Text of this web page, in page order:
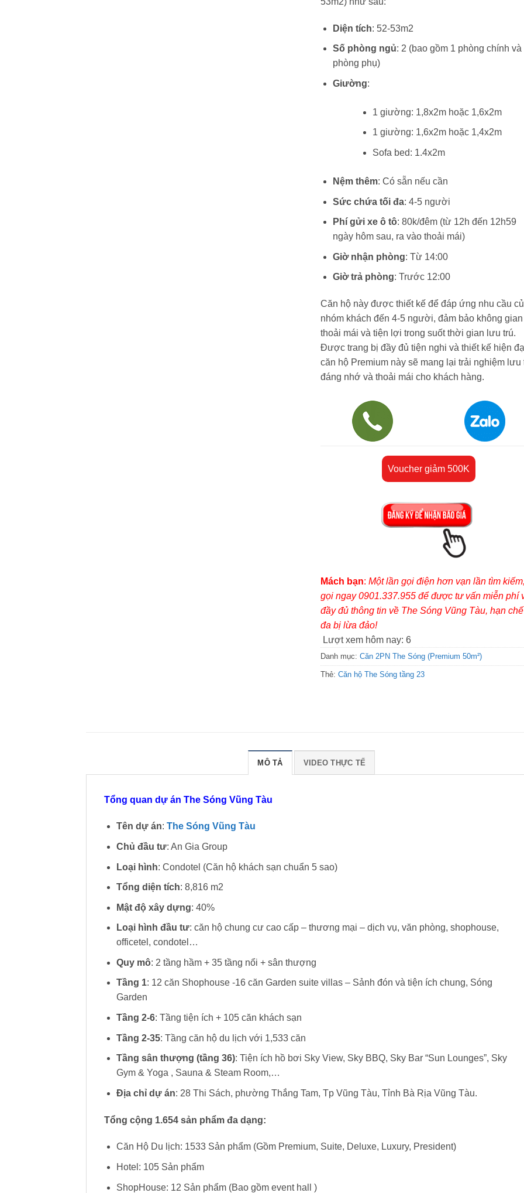
Diện tích: 52-53m2
Số phòng ngủ: 2 (bao gồm 1 phòng chính và
phòng phụ)
Giường:
1 giường: 1,8x2m hoặc 1,6x2m
1 giường: 1,6x2m hoặc 1,4x2m
Sofa bed: 1.4x2m
Nệm thêm: Có sẵn nếu cần
Sức chứa tối đa: 4-5 người
Phí gửi xe ô tô: 80k/đêm (từ 12h đến 12h59
ngày hôm sau, ra vào thoải mái)
Giờ nhận phòng: Từ 14:00
Giờ trả phòng: Trước 12:00
Căn hộ này được thiết kế để đáp ứng nhu cầu
nhóm khách đến 4-5 người, đảm bảo không gian
thoải mái và tiện lợi trong suốt thời gian lưu trú.
Được trang bị đầy đủ tiện nghi và thiết kế hiện
căn hộ Premium này sẽ mang lại trải nghiệm lưu
đáng nhớ và thoải mái cho khách hàng.
Voucher giảm 500K
Mách bạn: Một lần gọi điện hơn vạn lần tìm kiếm,
gọi ngay 0901.337.955 để được tư vấn miễn phí
đầy đủ thông tin về The Sóng Vũng Tàu, hạn
đa bị lừa đảo!
Lượt xem hôm nay: 6
Danh mục: Căn 2PN The Sóng (Premium 50m²)
Thẻ: Căn hộ The Sóng tầng 23
MÔ TẢ VIDEO THỰC TẾ
Tổng quan dự án The Sóng Vũng Tàu
Tên dự án: The Sóng Vũng Tàu
Chủ đầu tư: An Gia Group
Loại hình: Condotel (Căn hộ khách sạn chuẩn 5 sao)
Tổng diện tích: 8,816 m2
Mật độ xây dựng: 40%
Loại hình đầu tư: căn hộ chung cư cao cấp – thương mại – dịch vụ, văn phòng, shophouse,
officetel, condotel…
Quy mô: 2 tầng hầm + 35 tầng nổi + sân thượng
Tầng 1: 12 căn Shophouse -16 căn Garden suite villas – Sảnh đón và tiện ích chung, Sóng
Garden
Tầng 2-6: Tầng tiện ích + 105 căn khách sạn
Tầng 2-35: Tầng căn hộ du lịch với 1,533 căn
Tầng sân thượng (tầng 36): Tiện ích hồ bơi Sky View, Sky BBQ, Sky Bar “Sun Lounges”, Sky
Gym & Yoga , Sauna & Steam Room,…
Địa chỉ dự án: 28 Thi Sách, phường Thắng Tam, Tp Vũng Tàu, Tỉnh Bà Rịa Vũng Tàu.
Tổng cộng 1.654 sản phẩm đa dạng:
Căn Hộ Du lịch: 1533 Sản phẩm (Gồm Premium, Suite, Deluxe, Luxury, President)
Hotel: 105 Sản phẩm
ShopHouse: 12 Sản phẩm (Bao gồm event hall )